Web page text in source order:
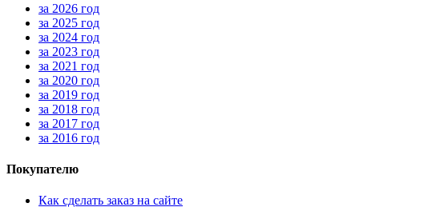
за 2026 год
за 2025 год
за 2024 год
за 2023 год
за 2021 год
за 2020 год
за 2019 год
за 2018 год
за 2017 год
за 2016 год
Покупателю
Как сделать заказ на сайте